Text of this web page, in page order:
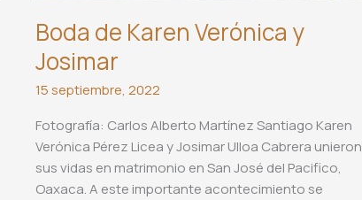
Boda de Karen Verónica y
Josimar
15 septiembre, 2022
Fotografía: Carlos Alberto Martínez Santiago Karen
Verónica Pérez Licea y Josimar Ulloa Cabrera unieron
sus vidas en matrimonio en San José del Pacifico,
Oaxaca. A este importante acontecimiento se